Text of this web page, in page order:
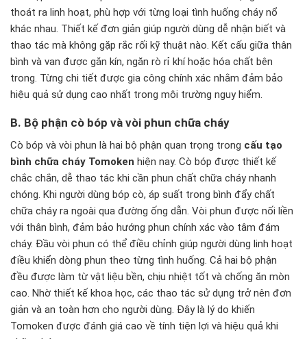
thoát ra linh hoạt, phù hợp với từng loại tình huống cháy nổ
khác nhau. Thiết kế đơn giản giúp người dùng dễ nhận biết và
thao tác mà không gặp rắc rối kỹ thuật nào. Kết cấu giữa thân
bình và van được gắn kín, ngăn rò rỉ khí hoặc hóa chất bên
trong. Từng chi tiết được gia công chính xác nhằm đảm bảo
hiệu quả sử dụng cao nhất trong môi trường nguy hiểm.
B. Bộ phận cò bóp và vòi phun chữa cháy
Cò bóp và vòi phun là hai bộ phận quan trọng trong cấu tạo
bình chữa cháy Tomoken hiện nay. Cò bóp được thiết kế
chắc chắn, dễ thao tác khi cần phun chất chữa cháy nhanh
chóng. Khi người dùng bóp cò, áp suất trong bình đẩy chất
chữa cháy ra ngoài qua đường ống dẫn. Vòi phun được nối liền
với thân bình, đảm bảo hướng phun chính xác vào tâm đám
cháy. Đầu vòi phun có thể điều chỉnh giúp người dùng linh hoạt
điều khiển dòng phun theo từng tình huống. Cả hai bộ phận
đều được làm từ vật liệu bền, chịu nhiệt tốt và chống ăn mòn
cao. Nhờ thiết kế khoa học, các thao tác sử dụng trở nên đơn
giản và an toàn hơn cho người dùng. Đây là lý do khiến
Tomoken được đánh giá cao về tính tiện lợi và hiệu quả khi